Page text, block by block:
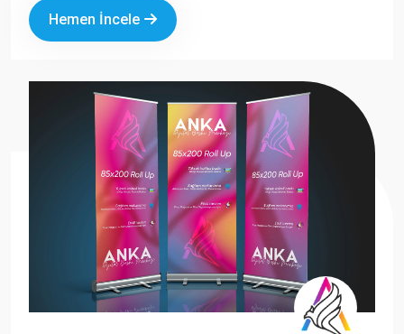
bulunan baskının net şekilde görünmesini sağlayarak
tanıtım materyallerinizin daha profesyonel durmasını
müşteriye güven veren bir sunum yapmak için en çok
tercih edilen masaüstü tanıtım ürünlerinden biridir.
Hemen İncele